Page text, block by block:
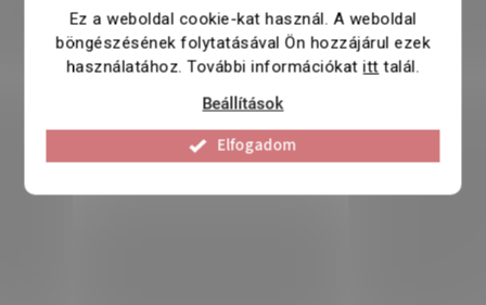
Ez a weboldal cookie-kat használ. A weboldal
böngészésének folytatásával Ön hozzájárul ezek
használatához. További információkatitt talál.
Beállítások
Elfogadom